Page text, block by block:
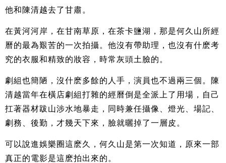
他和陳清越去了甘肅。
在黃河河岸，在甘南草原，在茶卡鹽湖，那是何久山所經
曆的最為艱苦的一次拍攝。他沒有帶助理，也沒有什麽考
究的衣服和精致的妝容，時常灰頭土臉的。
劇組也簡陋，沒什麽多餘的人手，演員也不過兩三個。陳
清越當年在橫店劇組打雜的經曆倒是全派上了用場，自己
扛著器材跋山涉水地暴走，同時兼任攝像、燈光、場記、
劇務、後勤，才幾天下來，臉就曬掉了一層皮。
可以說進娛樂圈這麽久，何久山是第一次知道，原來一部
真正的電影是這麽拍出來的。